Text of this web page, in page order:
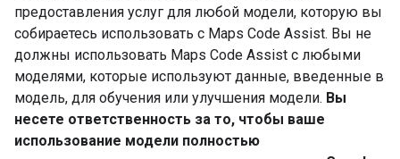
предоставления услуг для любой модели, которую вы
собираетесь использовать с Maps Code Assist. Вы не
должны использовать Maps Code Assist с любыми
моделями, которые используют данные, введенные в
модель, для обучения или улучшения модели. Вы
несете ответственность за то, чтобы ваше
использование модели полностью